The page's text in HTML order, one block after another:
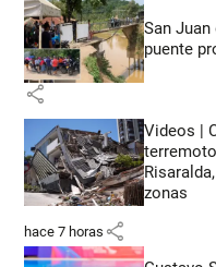
San
puente
share
Videos |
zonas
hace 7 horas share